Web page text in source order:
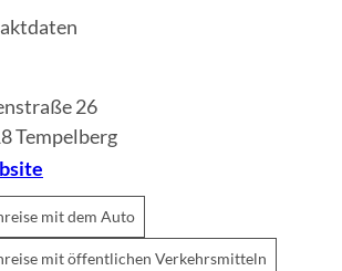
26
Tempelberg
mit dem Auto
mit öffentlichen Verkehrsmitteln